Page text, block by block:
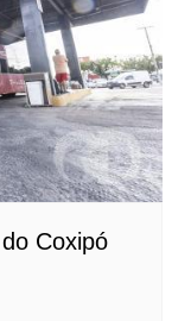
Coxipó